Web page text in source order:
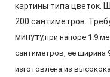
картины типа цветок.
200 сантиметров.
минуту,при напоре 1.9
сантиметров, ее ширина
изготовлена из